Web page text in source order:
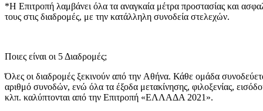
*Η Επιτροπή λαμβάνει όλα τα αναγκαία μέτρα προστασίας και
τους στις διαδρομές, με την κατάλληλη συνοδεία στελεχών.
Ποιες είναι οι 5 Διαδρομές;
Όλες οι διαδρομές ξεκινούν από την Αθήνα. Κάθε ομάδα
αριθμό συνοδών, ενώ όλα τα έξοδα μετακίνησης, φιλοξενίας,
κλπ. καλύπτονται από την Επιτροπή «ΕΛΛΑΔΑ 2021».